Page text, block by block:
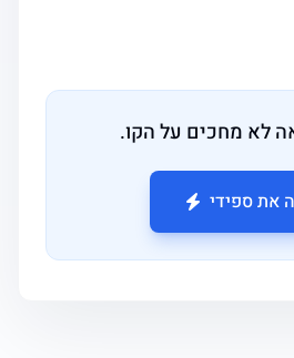
לא מחכים על הקו.
את ספידי